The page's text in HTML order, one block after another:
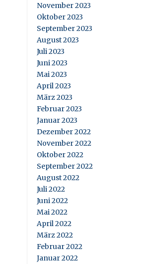
November 2023
Oktober 2023
September 2023
August 2023
Juli 2023
Juni 2023
Mai 2023
April 2023
März 2023
Februar 2023
Januar 2023
Dezember 2022
November 2022
Oktober 2022
September 2022
August 2022
Juli 2022
Juni 2022
Mai 2022
April 2022
März 2022
Februar 2022
Januar 2022